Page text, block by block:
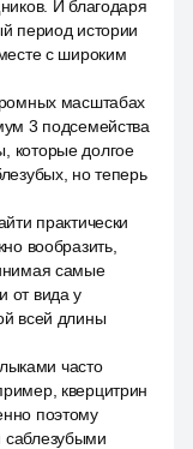
И благодаря
период истории
с широким
масштабах
3 подсемейства
которые долгое
но теперь
практически
вообразить,
самые
от вида у
всей длины
часто
кверцитрин
поэтому